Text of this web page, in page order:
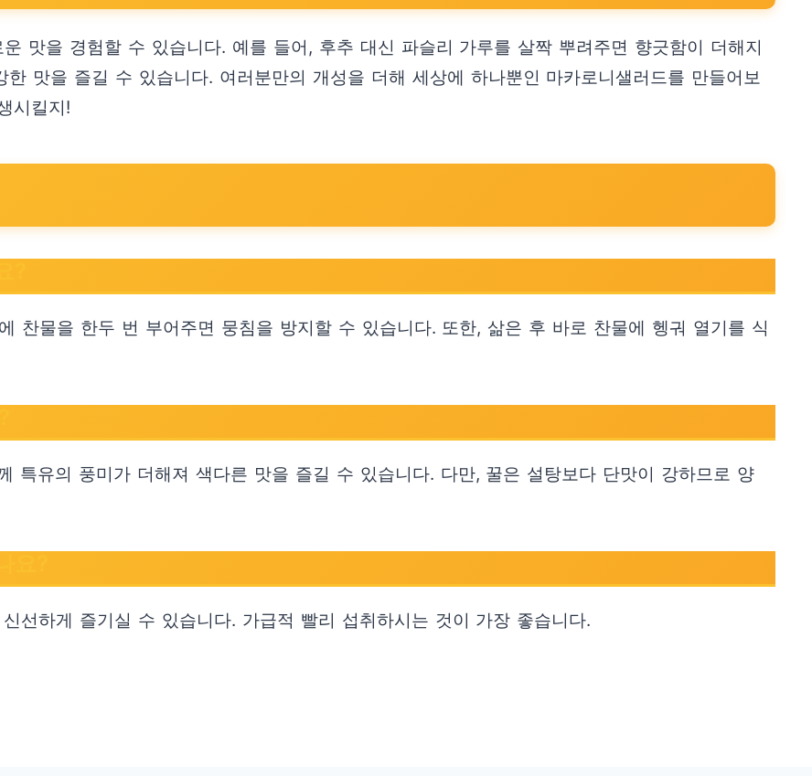
맛을 경험할 수 있습니다. 예를 들어, 후추 대신 파슬리 가루를 살짝 뿌려주면 향긋함이 더해지
맛을 즐길 수 있습니다. 여러분만의 개성을 더해 세상에 하나뿐인 마카로니샐러드를 만들어보
시킬지!
찬물을 한두 번 부어주면 뭉침을 방지할 수 있습니다. 또한, 삶은 후 바로 찬물에 헹궈 열기를 식
특유의 풍미가 더해져 색다른 맛을 즐길 수 있습니다. 다만, 꿀은 설탕보다 단맛이 강하므로 양
선하게 즐기실 수 있습니다. 가급적 빨리 섭취하시는 것이 가장 좋습니다.